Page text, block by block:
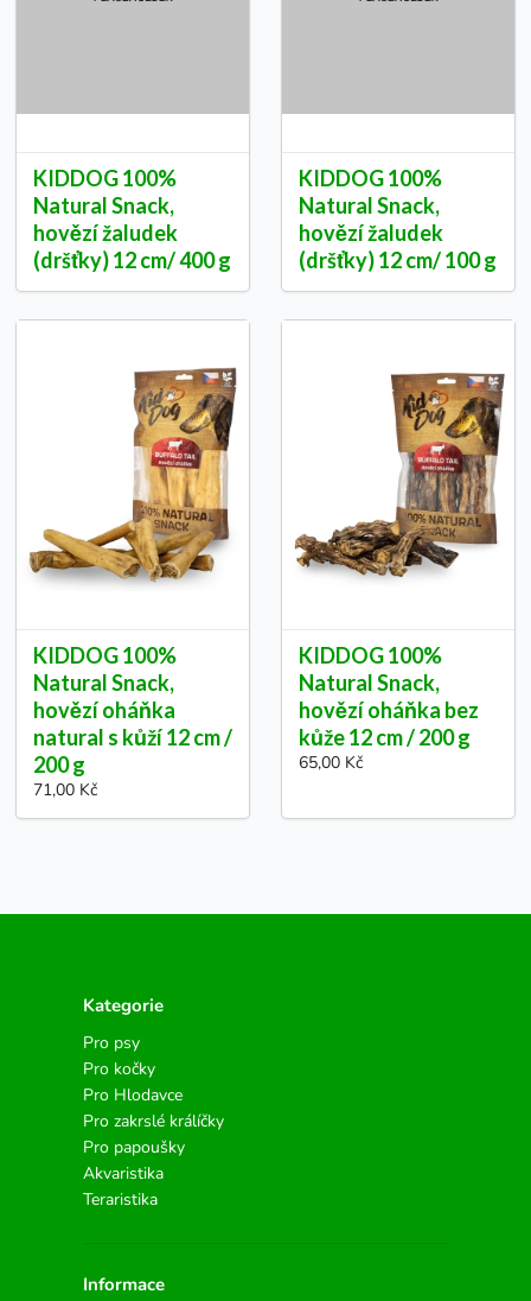
KIDDOG 100%
Natural Snack,
hovězí žaludek
(dršťky) 12 cm/ 400 g
KIDDOG 100%
Natural Snack,
hovězí žaludek
(dršťky) 12 cm/ 100 g
KIDDOG 100%
Natural Snack,
hovězí oháňka
natural s kůží 12 cm /
200 g
71,00 Kč
KIDDOG 100%
Natural Snack,
hovězí oháňka bez
kůže 12 cm / 200 g
65,00 Kč
Kategorie
Pro psy
Pro kočky
Pro Hlodavce
Pro zakrslé králíčky
Pro papoušky
Akvaristika
Teraristika
Informace